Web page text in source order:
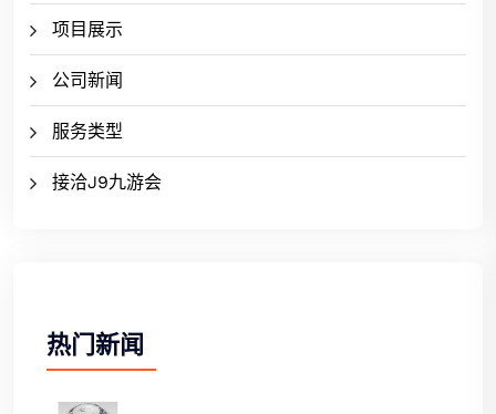
项目展示
公司新闻
服务类型
接洽J9九游会
热门新闻